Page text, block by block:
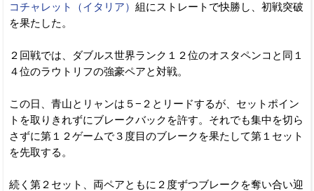
コチャレット（イタリア） 組にストレートで快勝し、初戦突破
を果たした。
２回戦では、ダブルス世界ランク１２位のオスタペンコと同１
４位のラウトリフの強豪ペアと対戦。
この日、青山とリャンは５−２とリードするが、セットポイン
トを取りきれずにブレークバックを許す。それでも集中を切ら
さずに第１２ゲームで３度目のブレークを果たして第１セット
を先取する。
続く第２セット、両ペアともに２度ずつブレークを奪い合い迎